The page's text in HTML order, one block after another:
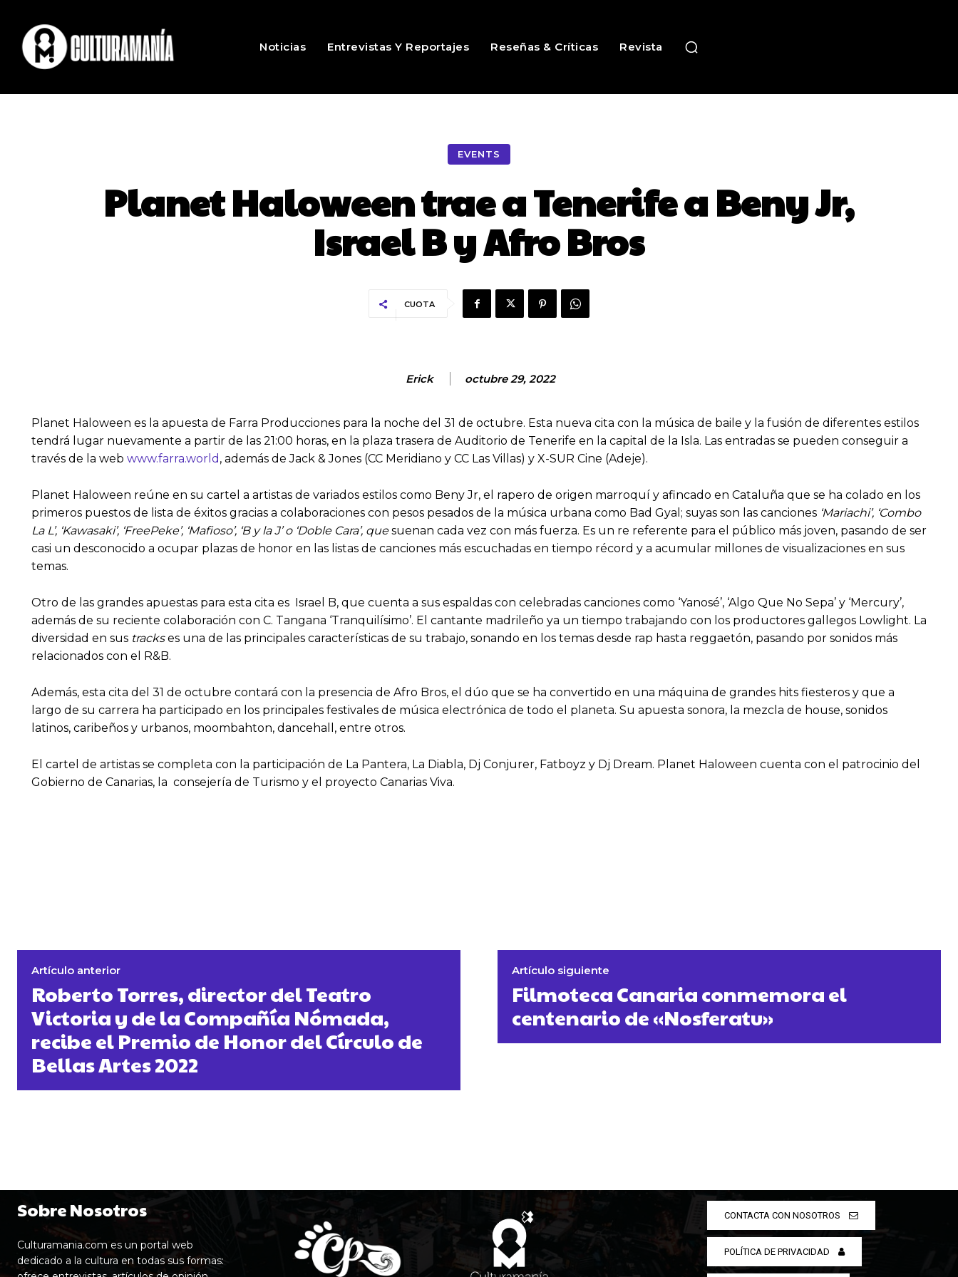
Noticias Entrevistas Y Reportajes Reseñas & Críticas Revista
EVENTS
Planet Haloween trae a Tenerife a Beny Jr,
Israel B y Afro Bros
CUOTA
Erick octubre 29, 2022
Planet Haloween es la apuesta de Farra Producciones para la noche del 31 de octubre. Esta nueva cita con la música de baile y la fusión de diferentes estilos
tendrá lugar nuevamente a partir de las 21:00 horas, en la plaza trasera de Auditorio de Tenerife en la capital de la Isla. Las entradas se pueden conseguir a
través de la web www.farra.world , además de Jack & Jones (CC Meridiano y CC Las Villas) y X-SUR Cine (Adeje).
Planet Haloween reúne en su cartel a artistas de variados estilos como Beny Jr, el rapero de origen marroquí y afincado en Cataluña que se ha colado en los
primeros puestos de lista de éxitos gracias a colaboraciones con pesos pesados de la música urbana como Bad Gyal; suyas son las canciones ‘Mariachi’, ‘Combo
La L’, ‘Kawasaki’, ‘FreePeke’, ‘Mafioso’, ‘B y la J’ o ‘Doble Cara’, quesuenan cada vez con más fuerza. Es un re referente para el público más joven, pasando de ser
casi un desconocido a ocupar plazas de honor en las listas de canciones más escuchadas en tiempo récord y a acumular millones de visualizaciones en sus
temas.
Otro de las grandes apuestas para esta cita es Israel B, que cuenta a sus espaldas con celebradas canciones como ‘Yanosé’, ‘Algo Que No Sepa’ y ‘Mercury’,
además de su reciente colaboración con C. Tangana ‘Tranquilísimo’. El cantante madrileño ya un tiempo trabajando con los productores gallegos Lowlight. La
diversidad en sus trackses una de las principales características de su trabajo, sonando en los temas desde rap hasta reggaetón, pasando por sonidos más
relacionados con el R&B.
Además, esta cita del 31 de octubre contará con la presencia de Afro Bros, el dúo que se ha convertido en una máquina de grandes hits fiesteros y que a
largo de su carrera ha participado en los principales festivales de música electrónica de todo el planeta. Su apuesta sonora, la mezcla de house, sonidos
latinos, caribeños y urbanos, moombahton, dancehall, entre otros.
El cartel de artistas se completa con la participación de La Pantera, La Diabla, Dj Conjurer, Fatboyz y Dj Dream. Planet Haloween cuenta con el patrocinio del
Gobierno de Canarias, la consejería de Turismo y el proyecto Canarias Viva.
Artículo anterior
Roberto Torres, director del Teatro
Victoria y de la Compañía Nómada,
recibe el Premio de Honor del Círculo de
Bellas Artes 2022
Artículo siguiente
Filmoteca Canaria conmemora el
centenario de «Nosferatu»
Sobre Nosotros
Culturamania.com es un portal web
dedicado a la cultura en todas sus formas:
CONTACTA CON NOSOTROS
POLÍTICA DE PRIVACIDAD